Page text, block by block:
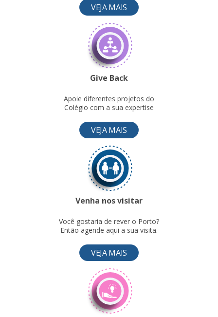
VEJA MAIS
Give Back
Apoie diferentes projetos do
Colégio com a sua expertise
VEJA MAIS
Venha nos visitar
Você gostaria de rever o Porto?
Então agende aqui a sua visita.
VEJA MAIS